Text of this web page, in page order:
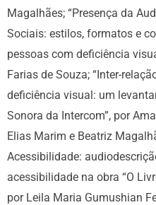
Magalhães; “Presença da
Sociais: estilos, formatos e
pessoas com deficiência
Farias de Souza; “Inter-
deficiência visual: um
Sonora da Intercom”, por
Elias Marim e Beatriz
Acessibilidade:
acessibilidade na obra “O
por Leila Maria Gumushian